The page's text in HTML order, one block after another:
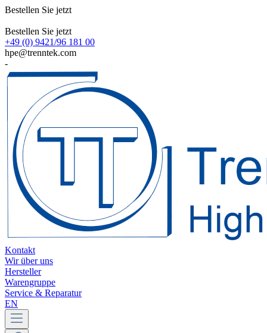
Bestellen Sie jetzt
Bestellen Sie jetzt
+49 (0) 9421/96 181 00
hpe@trenntek.com
-
Kontakt
Wir über uns
Hersteller
Warengruppe
Service & Reparatur
EN